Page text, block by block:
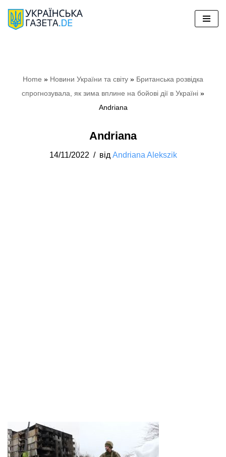
Перейти
Home » Hовини України та світу » Британська розвідка
спрогнозувала, як зима вплине на бойові дії в Україні »
Andriana
Andriana
14/11/2022 від Andriana Alekszik